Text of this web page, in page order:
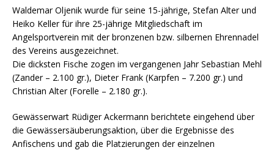
Waldemar Oljenik wurde für seine 15-jährige, Stefan Alter und
Heiko Keller für ihre 25-jährige Mitgliedschaft im
Angelsportverein mit der bronzenen bzw. silbernen Ehrennadel
des Vereins ausgezeichnet.
Die dicksten Fische zogen im vergangenen Jahr Sebastian Mehl
(Zander – 2.100 gr.), Dieter Frank (Karpfen – 7.200 gr.) und
Christian Alter (Forelle – 2.180 gr.).
Gewässerwart Rüdiger Ackermann berichtete eingehend über
die Gewässersäuberungsaktion, über die Ergebnisse des
Anfischens und gab die Platzierungen der einzelnen